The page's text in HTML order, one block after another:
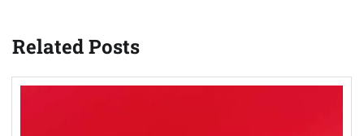
Related Posts